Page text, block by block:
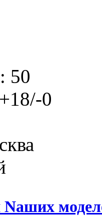
50
0